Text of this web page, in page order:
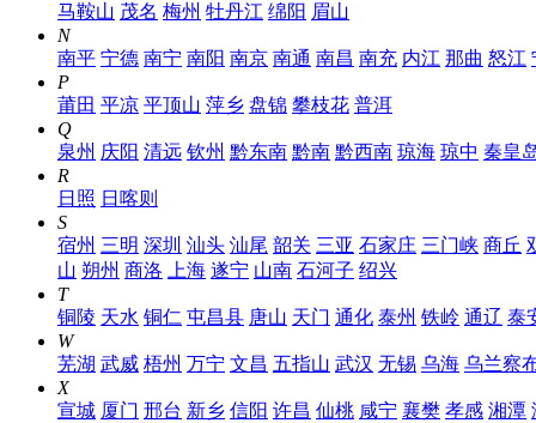
马鞍山 茂名 梅州 牡丹江 绵阳 眉山
N
南平 宁德 南宁 南阳 南京 南通 南昌 南充 内江 那曲 怒江
P
莆田 平凉 平顶山 萍乡 盘锦 攀枝花 普洱
Q
泉州 庆阳 清远 钦州 黔东南 黔南 黔西南 琼海 琼中 秦皇
R
日照 日喀则
S
宿州 三明 深圳 汕头 汕尾 韶关 三亚 石家庄 三门峡 商丘
山 朔州 商洛 上海 遂宁 山南 石河子 绍兴
T
铜陵 天水 铜仁 屯昌县 唐山 天门 通化 泰州 铁岭 通辽 泰
W
芜湖 武威 梧州 万宁 文昌 五指山 武汉 无锡 乌海 乌兰察
X
宣城 厦门 邢台 新乡 信阳 许昌 仙桃 咸宁 襄樊 孝感 湘潭